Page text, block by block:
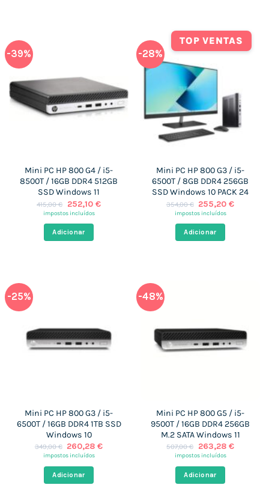
-39%
Mini PC HP 800 G4 / i5-
8500T / 16GB DDR4 512GB
SSD Windows 11
415,00€
O
preço
era:
415,00 €.
252,10 €O
impostos incluídos
Adicionar
-28%
TOP VENTAS
Mini PC HP 800 G3 / i5-
6500T / 8GB DDR4 256GB
SSD Windows 10 PACK 24
354,00€ O
preço
era:
354,00 €.
255,20€O
impostos incluídos
Adicionar
-25%
Mini PC HP 800 G3 / i5-
6500T / 16GB DDR4 1TB SSD
Windows 10
349,00€ O
preço
era:
349,00 €.
260,28€O
impostos incluídos
Adicionar
-48%
Mini PC HP 800 G5 / i5-
9500T / 16GB DDR4 256GB
M.2 SATA Windows 11
507,00€
O
preço
era:
507,00 €.
263,28 €O
impostos incluídos
Adicionar